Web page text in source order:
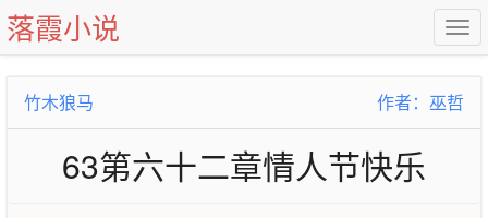
落霞小说
竹木狼马 作者：巫哲
63第六十二章情人节快乐